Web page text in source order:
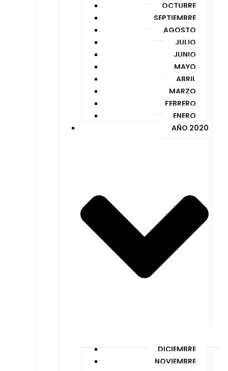
OCTUBRE
SEPTIEMBRE
AGOSTO
JULIO
JUNIO
MAYO
ABRIL
MARZO
FEBRERO
ENERO
AÑO 2020
DICIEMBRE
NOVIEMBRE